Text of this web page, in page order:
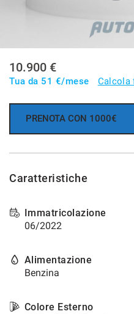
AREA COMMERCIANTI
10.900 €
Tua da 51 €/mese Calcola
PRENOTA CON 1000€
Caratteristiche
Immatricolazione
06/2022
Alimentazione
Benzina
Colore Esterno
le
funzionalità
svolgere
seguito
Per
informazioni
sull'utilità
funzionamento
di